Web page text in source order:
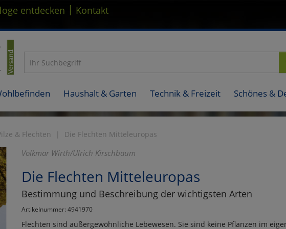
entdecken | Kontakt
Haushalt & Garten Technik & Freizeit Schönes &
& Flechten Die Flechten Mitteleuropas
Volkmar Wirth/Ulrich Kirschbaum
Die Flechten Mitteleuropas
Bestimmung und Beschreibung der wichtigsten Arten
Artikelnummer: 4941970
Flechten sind außergewöhnliche Lebewesen. Sie sind keine Pflanzen im